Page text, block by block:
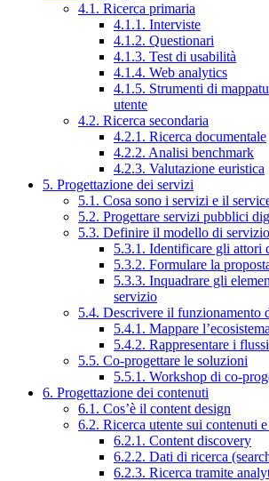
4.1. Ricerca primaria
4.1.1. Interviste
4.1.2. Questionari
4.1.3. Test di usabilità
4.1.4. Web analytics
4.1.5. Strumenti di
utente
4.2. Ricerca secondaria
4.2.1. Ricerca documentale
4.2.2. Analisi benchmark
4.2.3. Valutazione euristica
5. Progettazione dei servizi
5.1. Cosa sono i servizi e il
5.2. Progettare servizi pubblici
5.3. Definire il modello di servizio
5.3.1. Identificare gli attori
5.3.2. Formulare la
5.3.3. Inquadrare gli
servizio
5.4. Descrivere il funzionamento
5.4.1. Mappare l’ecosistema
5.4.2. Rappresentare i
5.5. Co-progettare le soluzioni
5.5.1. Workshop di co-
6. Progettazione dei contenuti
6.1. Cos’è il content design
6.2. Ricerca utente sui contenuti
6.2.1. Content discovery
6.2.2. Dati di ricerca
6.2.3. Ricerca tramite